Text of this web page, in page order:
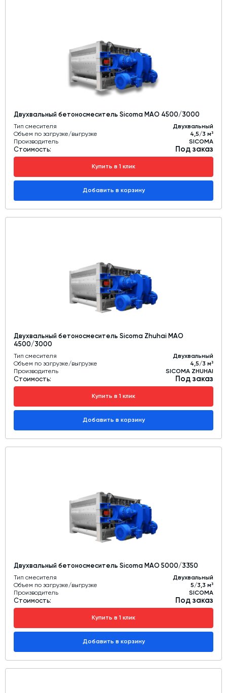
Двухвальный бетоносмеситель Sicoma MAO 4500/3000
Тип смесителя
Двухвальный
Объем по загрузке/выгрузке
4,5/3 м³
Производитель
SICOMA
Стоимость: Под заказ
Купить в 1 клик
Добавить в корзину
Двухвальный бетоносмеситель Sicoma Zhuhai MAO
4500/3000
Тип смесителя
Двухвальный
Объем по загрузке/выгрузке
4,5/3 м³
Производитель
SICOMA ZHUHAI
Стоимость: Под заказ
Купить в 1 клик
Добавить в корзину
Двухвальный бетоносмеситель Sicoma MAO 5000/3350
Тип смесителя
Двухвальный
Объем по загрузке/выгрузке
5/3,3 м³
Производитель
SICOMA
Стоимость: Под заказ
Купить в 1 клик
Добавить в корзину